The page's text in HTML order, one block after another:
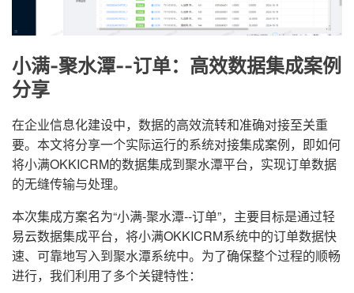
小满-聚水潭--订单：高效数据集成案例
分享
在企业信息化建设中，数据的高效流转和准确对接至关重
要。本文将分享一个实际运行的系统对接集成案例，即如何
将小满OKKICRM的数据集成到聚水潭平台，实现订单数据
的无缝传输与处理。
本次集成方案名为“小满-聚水潭--订单”，主要目标是通过轻
易云数据集成平台，将小满OKKICRM系统中的订单数据快
速、可靠地写入到聚水潭系统中。为了确保整个过程的顺畅
进行，我们利用了多个关键特性：